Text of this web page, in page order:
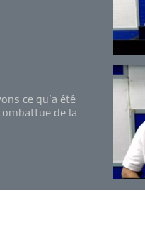
ce qu’a été
de la